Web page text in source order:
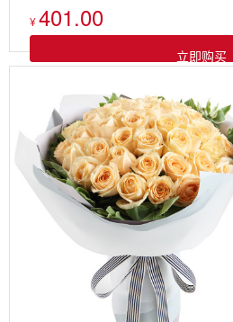
¥401.00
立即购买